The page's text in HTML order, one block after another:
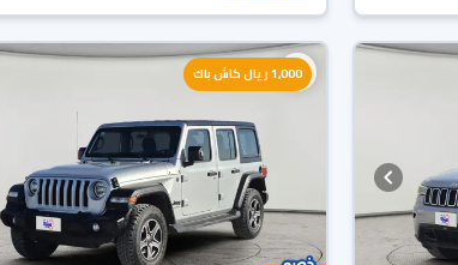
1,000 ريال كاش باك